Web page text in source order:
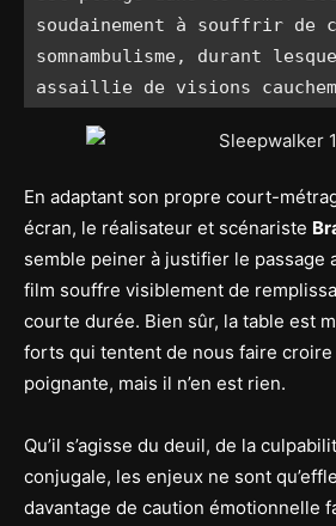
soudainement à souffrir de
somnambulisme, durant
assaillie de visions
En adaptant son propre court-
écran, le réalisateur et scénariste
semble peiner à justifier le passage
film souffre visiblement de
courte durée. Bien sûr, la table est
forts qui tentent de nous faire
poignante, mais il n’en est rien.
Qu’il s’agisse du deuil, de la
conjugale, les enjeux ne sont
davantage de caution émotionnelle